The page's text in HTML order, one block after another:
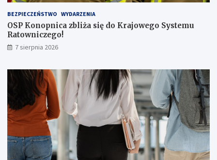
a
ż
e
r
!
BEZPIECZEŃSTWO WYDARZENIA
OSP Konopnica zbliża się do Krajowego Systemu
Ratowniczego!
7 sierpnia 2026